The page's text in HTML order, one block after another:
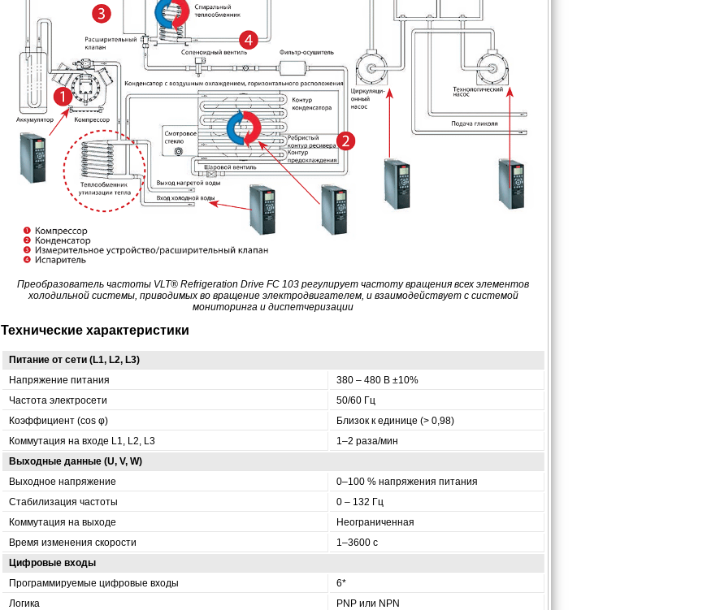
Преобразователь частоты VLT® Refrigeration Drive FC 103 регулирует частоту вращения всех элементов
холодильной системы, приводимых во вращение электродвигателем, и взаимодействует с системой
мониторинга и диспетчеризации
Технические характеристики
Питание от сети (L1, L2, L3)
Напряжение питания
380 – 480 В ±10%
Частота электросети
50/60 Гц
Коэффициент (cos φ)
Близок к единице (> 0,98)
Коммутация на входе L1, L2, L3
1–2 раза/мин
Выходные данные (U, V, W)
Выходное напряжение
0–100 % напряжения питания
Стабилизация частоты
0 – 132 Гц
Коммутация на выходе
Неограниченная
Время изменения скорости
1–3600 с
Цифровые входы
Программируемые цифровые входы
6*
Логика
PNP или NPN